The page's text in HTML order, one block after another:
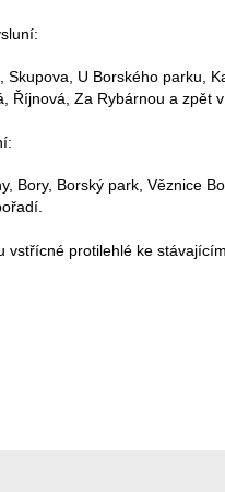
Skupova, U Borského parku,
Říjnová, Za Rybárnou a zpět
Bory, Borský park, Věznice
vstřícné protilehlé ke